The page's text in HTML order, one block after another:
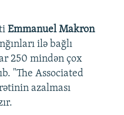
Emmanuel Makron
ilə bağlı
250 mindən çox
"The Associated
azalması